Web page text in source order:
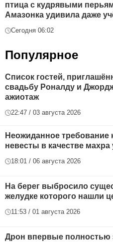
птица с кудрявыми
Амазонка удивила даже
Сегодня 06:02
Популярное
Список гостей,
свадьбу Роналду и
ажиотаж
22:47 / 03 августа 2026
Неожиданное требование
невесты в качестве
18:01 / 06 августа 2026
На берег выбросило
желудке которого нашли
11:53 / 01 августа 2026
Дрон впервые полностью